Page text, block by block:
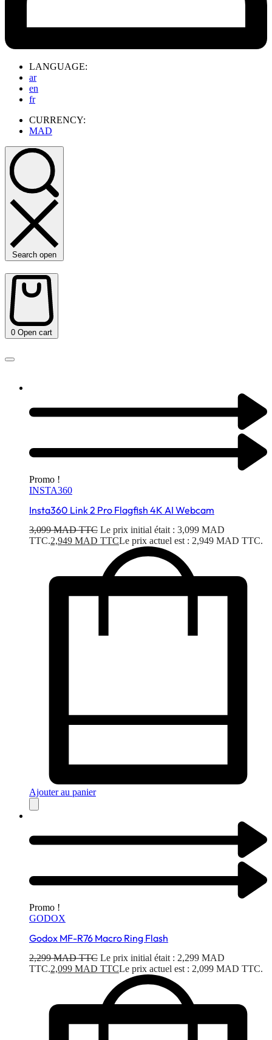
LANGUAGE:
ar
en
fr
CURRENCY:
MAD
Search open
0 Open cart
Promo !
INSTA360
Insta360 Link 2 Pro Flagfish 4K AI Webcam
3,099MAD TTC Le prix initial était : 3,099 MAD
TTC.2,949 MAD TTCLe prix actuel est : 2,949 MAD TTC.
Ajouter au panier
Promo !
GODOX
Godox MF-R76 Macro Ring Flash
2,299MAD TTC Le prix initial était : 2,299 MAD
TTC.2,099 MAD TTCLe prix actuel est : 2,099 MAD TTC.